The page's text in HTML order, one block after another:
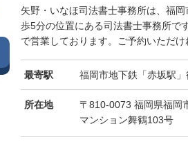
矢野・いなほ司法書士事務所は、福
歩5分の位置にある司法書士事務所で
で営業しております。ご予約いただけ
最寄駅 福岡市地下鉄「赤坂駅
所在地
〒810-0073 福岡県福岡
マンション舞鶴103号